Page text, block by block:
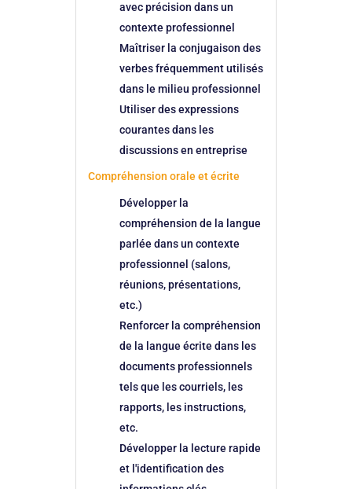
avec précision dans un
contexte professionnel
Maîtriser la conjugaison des
verbes fréquemment utilisés
dans le milieu professionnel
Utiliser des expressions
courantes dans les
discussions en entreprise
Compréhension orale et écrite
Développer la
compréhension de la langue
parlée dans un contexte
professionnel (salons,
réunions, présentations,
etc.)
Renforcer la compréhension
de la langue écrite dans les
documents professionnels
tels que les courriels, les
rapports, les instructions,
etc.
Développer la lecture rapide
et l'identification des